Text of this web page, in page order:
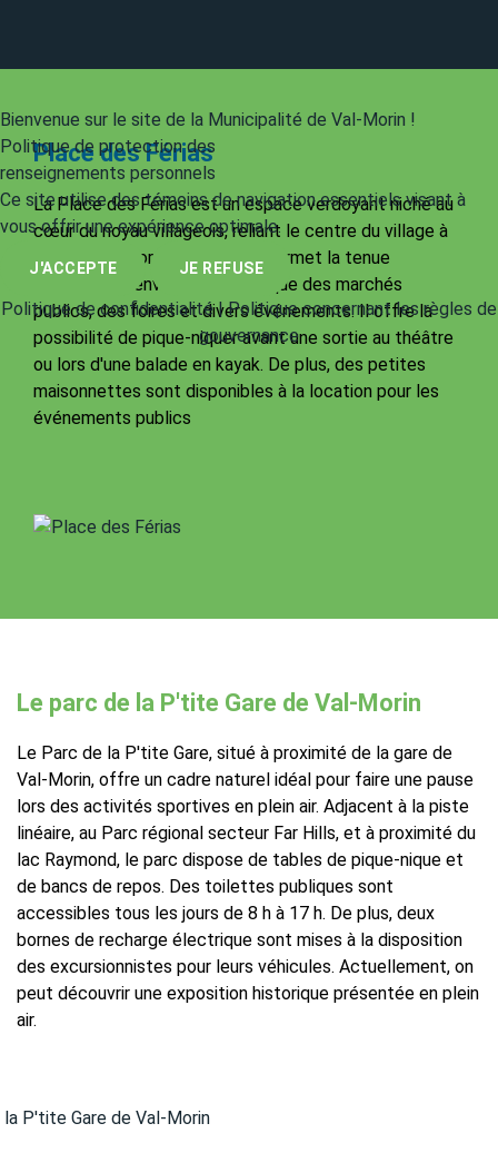
Place des Férias
La Place des Férias est un espace verdoyant niché au
cœur du noyau villageois, reliant le centre du village à
la rivière du Nord. Cet endroit permet la tenue
d'activités d'envergure, telles que des marchés
publics, des foires et divers événements. Il offre la
possibilité de pique-niquer avant une sortie au théâtre
ou lors d'une balade en kayak. De plus, des petites
maisonnettes sont disponibles à la location pour les
événements publics
Le parc de la P'tite Gare de Val-Morin
Le Parc de la P'tite Gare, situé à proximité de la gare de
Val-Morin, offre un cadre naturel idéal pour faire une pause
lors des activités sportives en plein air. Adjacent à la piste
linéaire, au Parc régional secteur Far Hills, et à proximité du
lac Raymond, le parc dispose de tables de pique-nique et
de bancs de repos. Des toilettes publiques sont
accessibles tous les jours de 8 h à 17 h. De plus, deux
bornes de recharge électrique sont mises à la disposition
des excursionnistes pour leurs véhicules. Actuellement, on
peut découvrir une exposition historique présentée en plein
air.
Bienvenue sur le site de la Municipalité de Val-Morin !
Politique de protection des
renseignements personnels
Ce site utilise des témoins de navigation essentiels visant à
vous offrir une expérience optimale.
J'ACCEPTE JE REFUSE
Politique de confidentialité|Politique concernant les règles de
gouvernance